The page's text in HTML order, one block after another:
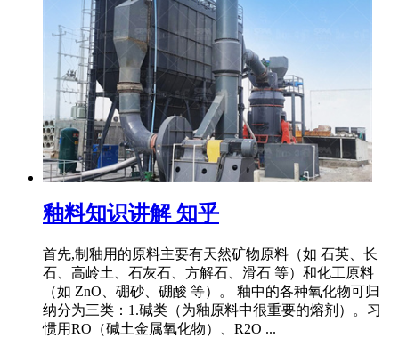
釉料知识讲解 知乎
首先,制釉用的原料主要有天然矿物原料（如 石英、长
石、高岭土、石灰石、方解石、滑石 等）和化工原料
（如 ZnO、硼砂、硼酸 等）。 釉中的各种氧化物可归
纳分为三类：1.碱类（为釉原料中很重要的熔剂）。习
惯用RO（碱土金属氧化物）、R2O ...